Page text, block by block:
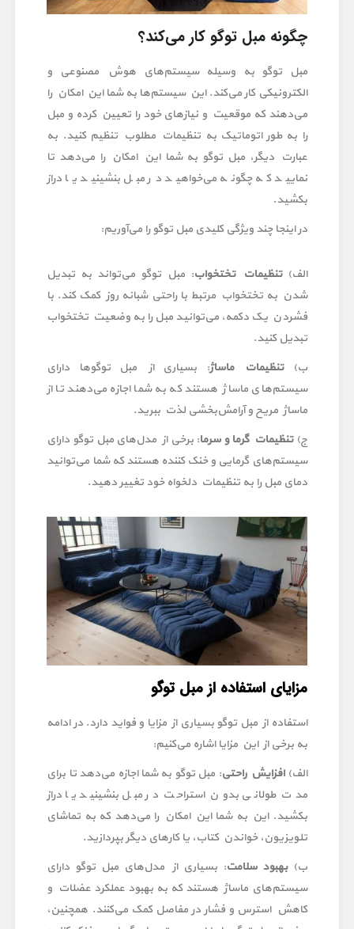
چگونه مبل توگو کار می‌کند؟
مبل توگو به وسیله سیستم‌های هوش مصنوعی و
الکترونیکی کار می‌کند. این سیستم‌ها به شما این امکان را
می‌دهند که موقعیت و نیازهای خود را تعیین کرده و مبل
را به طور اتوماتیک به تنظیمات مطلوب تنظیم کنید. به
عبارت دیگر، مبل توگو به شما این امکان را می‌دهد تا
نمایید که چگونه می‌خواهید در مبل بنشینید یا دراز
بکشید.
در اینجا چند ویژگی کلیدی مبل توگو را می‌آوریم:
الف)تنظیمات تختخواب: مبل توگو می‌تواند به تبدیل
شدن به تختخواب مرتبط با راحتی شبانه روز کمک کند. با
فشردن یک دکمه، می‌توانید مبل را به وضعیت تختخواب
تبدیل کنید.
ب)تنظیمات ماساژ: بسیاری از مبل توگوها دارای
سیستم‌های ماساژ هستند که به شما اجازه می‌دهند تا از
ماساژ مریح و آرامش‌بخشی لذت ببرید.
ج)تنظیمات گرما و سرما: برخی از مدل‌های مبل توگو دارای
سیستم‌های گرمایی و خنک کننده هستند که شما می‌توانید
دمای مبل را به تنظیمات دلخواه خود تغییر دهید.
مزایای استفاده از مبل توگو
استفاده از مبل توگو بسیاری از مزایا و فواید دارد. در ادامه
به برخی از این مزایا اشاره می‌کنیم:
الف)افزایش راحتی: مبل توگو به شما اجازه می‌دهد تا برای
مدت طولانی بدون استراحت در مبل بنشینید یا دراز
بکشید. این به شما این امکان را می‌دهد که به تماشای
تلویزیون، خواندن کتاب، یا کارهای دیگر بپردازید.
ب)بهبود سلامت: بسیاری از مدل‌های مبل توگو دارای
سیستم‌های ماساژ هستند که به بهبود عملکرد عضلات و
کاهش استرس و فشار در مفاصل کمک می‌کنند. همچنین،